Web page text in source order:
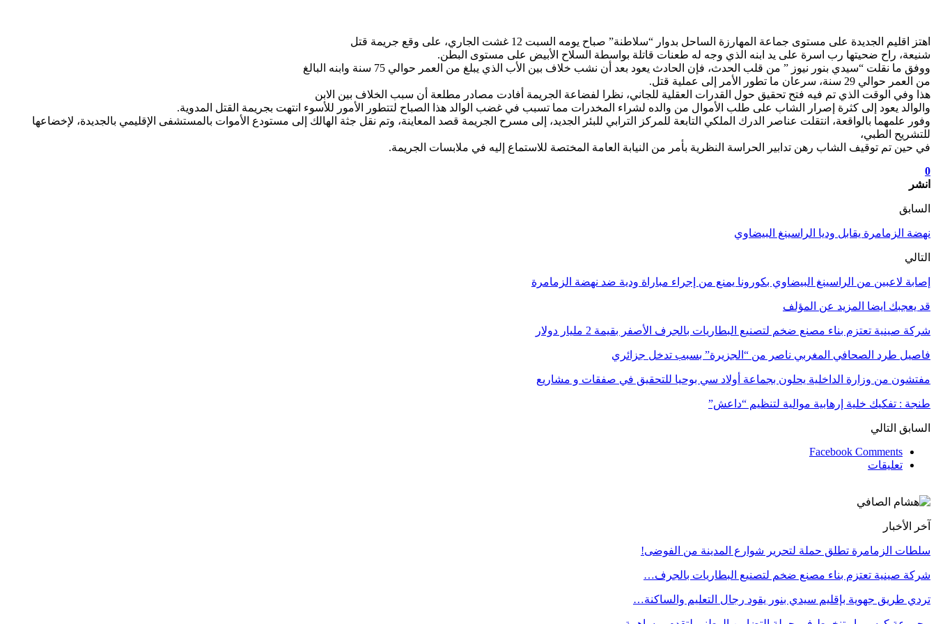
اهتز اقليم الجديدة على مستوى جماعة المهارزة الساحل بدوار “سلاطنة” صباح يومه السبت 12 غشت الجاري، على وقع جريمة قتل
شنيعة، راح ضحيتها رب اسرة على يد ابنه الذي وجه له طعنات قاتلة بواسطة السلاح الأبيض على مستوى البطن.
ووفق ما نقلت “سيدي بنور نيوز ” من قلب الحدث، فإن الحادث يعود بعد أن نشب خلاف بین الأب الذي يبلغ من العمر حوالي 75 سنة وابنه البالغ
من العمر حوالي 29 سنة، سرعان ما تطور الأمر إلى عملية قتل.
هذا وفي الوقت الذي تم فيه فتح تحقيق حول القدرات العقلية للجاني، نظرا لفضاعة الجريمة أفادت مصادر مطلعة أن سبب الخلاف بين الابن
والوالد يعود إلى كثرة إصرار الشاب على طلب الأموال من والده لشراء المخدرات مما تسبب في غضب الوالد هذا الصباح لتتطور الأمور للأسوء انتهت بجريمة القتل المدوية.
وفور علمهما بالواقعة، انتقلت عناصر الدرك الملكي التابعة للمركز الترابي للبئر الجديد، إلى مسرح الجريمة قصد المعاينة، وتم نقل جثة الهالك إلى مستودع الأموات بالمستشفى الإقليمي بالجديدة، لإخضاعها
للتشريح الطبي،
في حين تم توقيف الشاب رهن تدابير الحراسة النظرية بأمر من النيابة العامة المختصة للاستماع إليه في ملابسات الجريمة.
0
انشر
السابق
نهضة الزمامرة يقابل وديا الراسينغ البيضاوي
التالي
إصابة لاعبين من الراسينغ البيضاوي بكورونا يمنع من إجراء مباراة ودية ضد نهضة الزمامرة
قد يعجبك ايضا المزيد عن المؤلف
شركة صينية تعتزم بناء مصنع ضخم لتصنيع البطاريات بالجرف الأصفر بقيمة 2 مليار دولار
فاصيل طرد الصحافي المغربي ناصر من “الجزيرة” بسبب تدخل جزائري
مفتشون من وزارة الداخلية يحلون بجماعة أولاد سي بوحيا للتحقيق في صفقات و مشاريع
طنجة : تفكيك خلية إرهابية موالية لتنظيم “داعش”
السابق التالي
Facebook Comments
تعليقات
آخر الأخبار
سلطات الزمامرة تطلق حملة لتحرير شوارع المدينة من الفوضى!
شركة صينية تعتزم بناء مصنع ضخم لتصنيع البطاريات بالجرف…
تردي طريق جهوية بإقليم سيدي بنور يقود رجال التعليم والساكنة…